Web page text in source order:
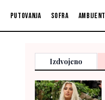
Putovanja Sofra Ambijent
Izdvojeno